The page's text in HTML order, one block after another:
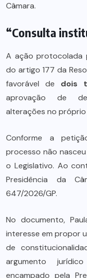
Câmara.
“Consulta
A ação protocolada
do artigo 177 da
favorável de dois
aprovação de
alterações no
Conforme a
processo não
o Legislativo. Ao
Presidência da
647/2026/GP.
No documento,
interesse em propor
de
argumento
encampado pela